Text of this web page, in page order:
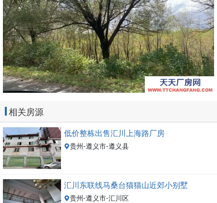
相关房源
低价整栋出售汇川上海路厂房
贵州-遵义市-遵义县
汇川东联线马桑台猫猫山近郊小别墅
贵州-遵义市-汇川区